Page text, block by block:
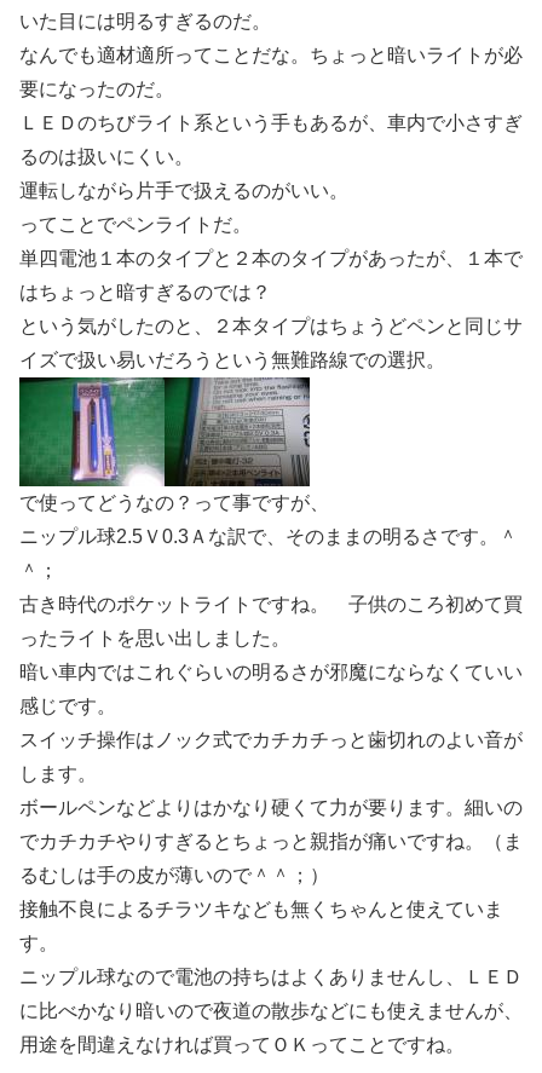
いた目には明るすぎるのだ。
なんでも適材適所ってことだな。ちょっと暗いライトが必
要になったのだ。
ＬＥＤのちびライト系という手もあるが、車内で小さすぎ
るのは扱いにくい。
運転しながら片手で扱えるのがいい。
ってことでペンライトだ。
単四電池１本のタイプと２本のタイプがあったが、１本で
はちょっと暗すぎるのでは？
という気がしたのと、２本タイプはちょうどペンと同じサ
イズで扱い易いだろうという無難路線での選択。
で使ってどうなの？って事ですが、
ニップル球2.5Ｖ0.3Ａな訳で、そのままの明るさです。＾
＾；
古き時代のポケットライトですね。 子供のころ初めて買
ったライトを思い出しました。
暗い車内ではこれぐらいの明るさが邪魔にならなくていい
感じです。
スイッチ操作はノック式でカチカチっと歯切れのよい音が
します。
ボールペンなどよりはかなり硬くて力が要ります。細いの
でカチカチやりすぎるとちょっと親指が痛いですね。（ま
るむしは手の皮が薄いので＾＾；）
接触不良によるチラツキなども無くちゃんと使えていま
す。
ニップル球なので電池の持ちはよくありませんし、ＬＥＤ
に比べかなり暗いので夜道の散歩などにも使えませんが、
用途を間違えなければ買ってＯＫってことですね。